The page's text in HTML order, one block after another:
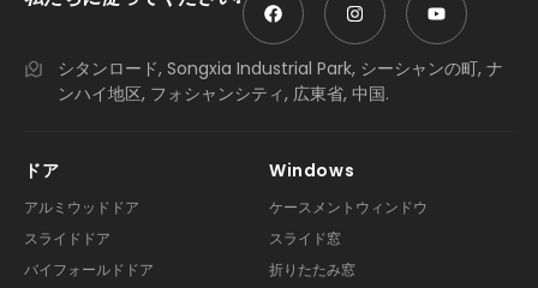
シタンロード, Songxia Industrial Park, シーシャンの町, ナ
ンハイ地区, フォシャンシティ, 広東省, 中国.
ドア
アルミウッドドア
スライドドア
バイフォールドドア
Windows
ケースメントウィンドウ
スライド窓
折りたたみ窓